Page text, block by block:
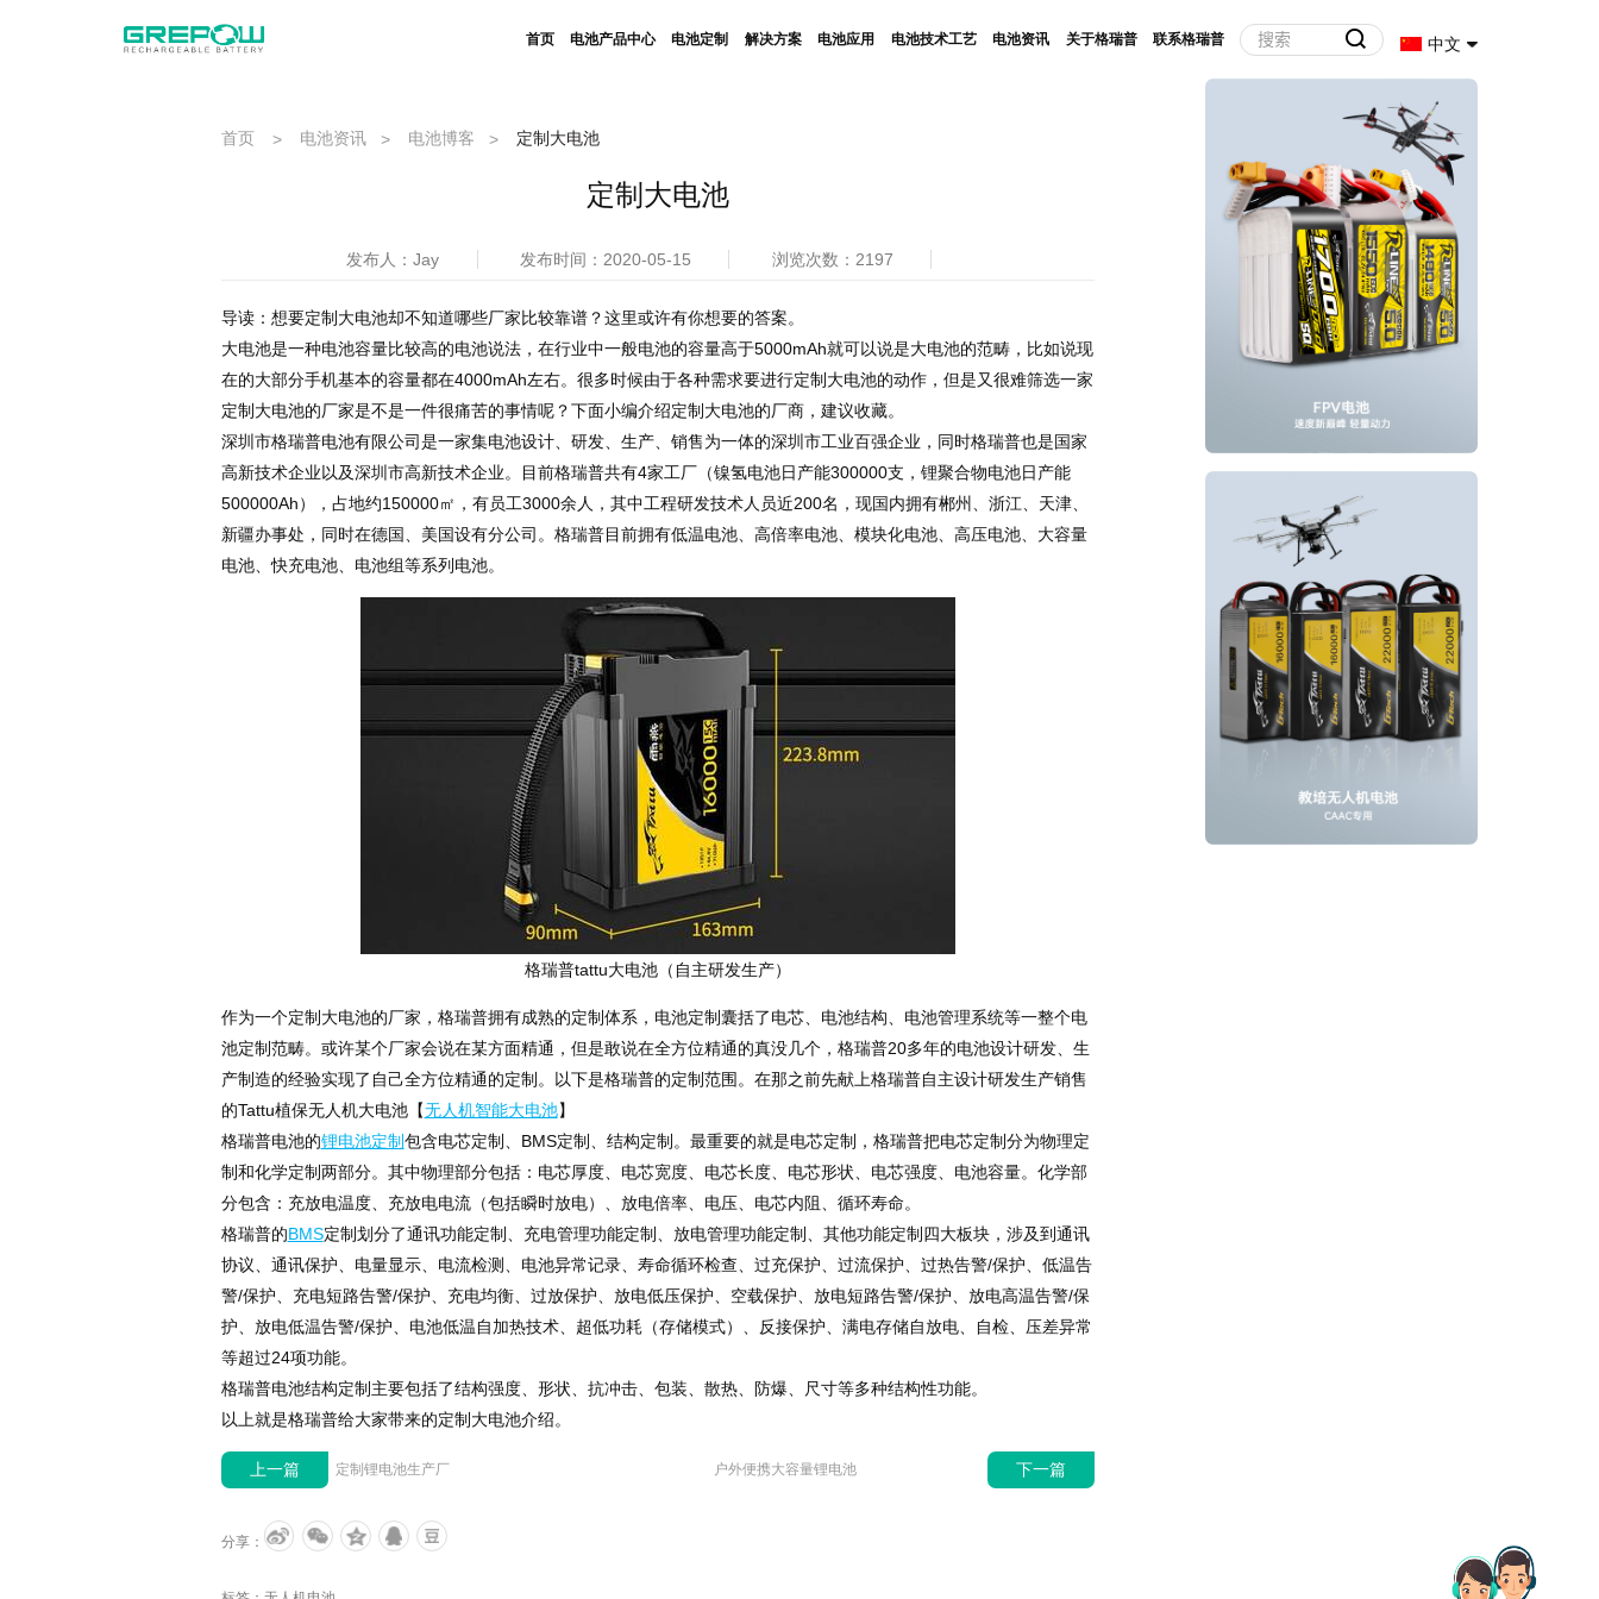
首页 电池产品中心 电池定制 解决方案 电池应用 电池技术工艺 电池资讯 关于格瑞普 联系格瑞普 中文
首页 > 电池资讯 > 电池博客 > 定制大电池
定制大电池
发布人：Jay 发布时间：2020-05-15 浏览次数：2197
导读：想要定制大电池却不知道哪些厂家比较靠谱？这里或许有你想要的答案。
大电池是一种电池容量比较高的电池说法，在行业中一般电池的容量高于5000mAh就可以说是大电池的范畴，比如说现
在的大部分手机基本的容量都在4000mAh左右。很多时候由于各种需求要进行定制大电池的动作，但是又很难筛选一家
定制大电池的厂家是不是一件很痛苦的事情呢？下面小编介绍定制大电池的厂商，建议收藏。
深圳市格瑞普电池有限公司是一家集电池设计、研发、生产、销售为一体的深圳市工业百强企业，同时格瑞普也是国家
高新技术企业以及深圳市高新技术企业。目前格瑞普共有4家工厂（镍氢电池日产能300000支，锂聚合物电池日产能
500000Ah），占地约150000㎡，有员工3000余人，其中工程研发技术人员近200名，现国内拥有郴州、浙江、天津、
新疆办事处，同时在德国、美国设有分公司。格瑞普目前拥有低温电池、高倍率电池、模块化电池、高压电池、大容量
电池、快充电池、电池组等系列电池。
格瑞普tattu大电池（自主研发生产）
作为一个定制大电池的厂家，格瑞普拥有成熟的定制体系，电池定制囊括了电芯、电池结构、电池管理系统等一整个电
池定制范畴。或许某个厂家会说在某方面精通，但是敢说在全方位精通的真没几个，格瑞普20多年的电池设计研发、生
产制造的经验实现了自己全方位精通的定制。以下是格瑞普的定制范围。在那之前先献上格瑞普自主设计研发生产销售
的Tattu植保无人机大电池【无人机智能大电池】
格瑞普电池的锂电池定制包含电芯定制、BMS定制、结构定制。最重要的就是电芯定制，格瑞普把电芯定制分为物理定
制和化学定制两部分。其中物理部分包括：电芯厚度、电芯宽度、电芯长度、电芯形状、电芯强度、电池容量。化学部
分包含：充放电温度、充放电电流（包括瞬时放电）、放电倍率、电压、电芯内阻、循环寿命。
格瑞普的BMS定制划分了通讯功能定制、充电管理功能定制、放电管理功能定制、其他功能定制四大板块，涉及到通讯
协议、通讯保护、电量显示、电流检测、电池异常记录、寿命循环检查、过充保护、过流保护、过热告警/保护、低温告
警/保护、充电短路告警/保护、充电均衡、过放保护、放电低压保护、空载保护、放电短路告警/保护、放电高温告警/保
护、放电低温告警/保护、电池低温自加热技术、超低功耗（存储模式）、反接保护、满电存储自放电、自检、压差异常
等超过24项功能。
格瑞普电池结构定制主要包括了结构强度、形状、抗冲击、包装、散热、防爆、尺寸等多种结构性功能。
以上就是格瑞普给大家带来的定制大电池介绍。
上一篇 定制锂电池生产厂 下一篇
户外便携大容量锂电池
分享：